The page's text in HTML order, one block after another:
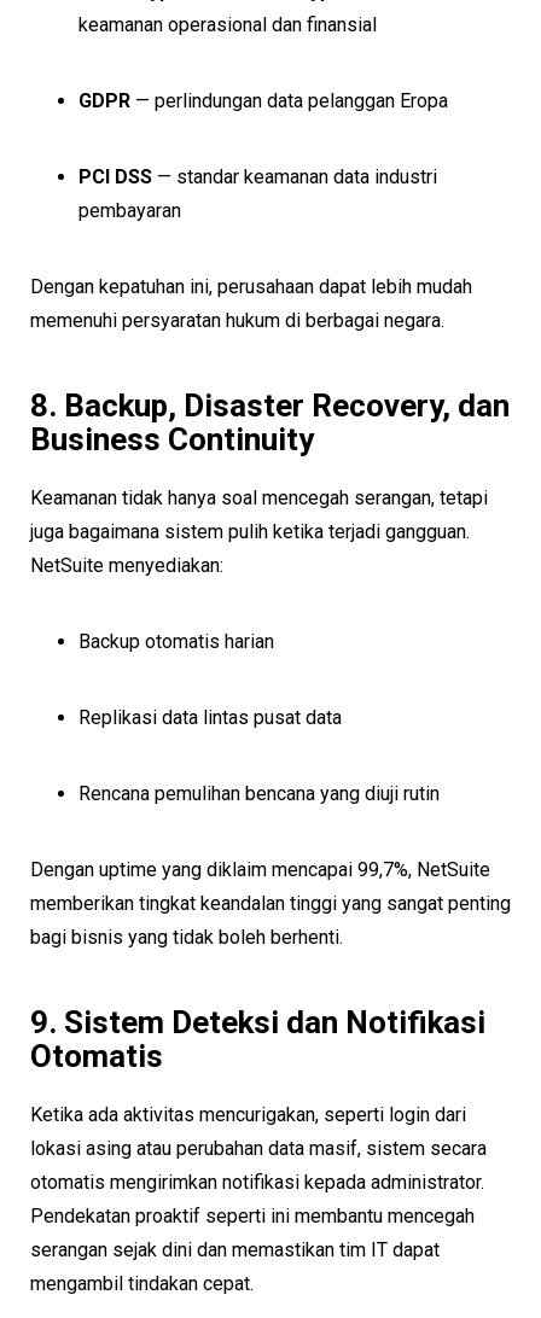
keamanan operasional dan finansial
GDPR — perlindungan data pelanggan Eropa
PCI DSS — standar keamanan data industri
pembayaran
Dengan kepatuhan ini, perusahaan dapat lebih mudah
memenuhi persyaratan hukum di berbagai negara.
8. Backup, Disaster Recovery, dan
Business Continuity
Keamanan tidak hanya soal mencegah serangan, tetapi
juga bagaimana sistem pulih ketika terjadi gangguan.
NetSuite menyediakan:
Backup otomatis harian
Replikasi data lintas pusat data
Rencana pemulihan bencana yang diuji rutin
Dengan uptime yang diklaim mencapai 99,7%, NetSuite
memberikan tingkat keandalan tinggi yang sangat penting
bagi bisnis yang tidak boleh berhenti.
9. Sistem Deteksi dan Notifikasi
Otomatis
Ketika ada aktivitas mencurigakan, seperti login dari
lokasi asing atau perubahan data masif, sistem secara
otomatis mengirimkan notifikasi kepada administrator.
Pendekatan proaktif seperti ini membantu mencegah
serangan sejak dini dan memastikan tim IT dapat
mengambil tindakan cepat.